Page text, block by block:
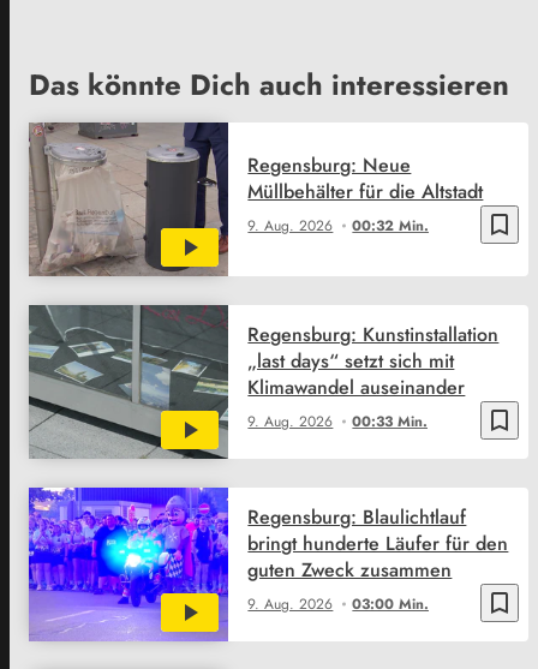
Das könnte Dich auch interessieren
bookmark_border
9. Aug. 2026 00:32 Min.
Regensburg: Neue
Müllbehälter für die Altstadt
bookmark_border
9. Aug. 2026 00:33 Min.
Regensburg: Kunstinstallation
„last days“ setzt sich mit
Klimawandel auseinander
bookmark_border
9. Aug. 2026 03:00 Min.
Regensburg: Blaulichtlauf
bringt hunderte Läufer für den
guten Zweck zusammen